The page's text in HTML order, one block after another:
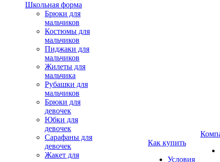
Школьная форма
Брюки для
мальчиков
Костюмы для
мальчиков
Пиджаки для
мальчиков
Жилеты для
мальчика
Рубашки для
мальчиков
Брюки для
девочек
Юбки для
девочек
Сарафаны для
девочек
Жакет для
Как купить
Условия